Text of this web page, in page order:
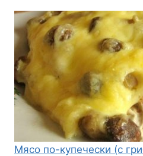
Мясо по-купечески (с